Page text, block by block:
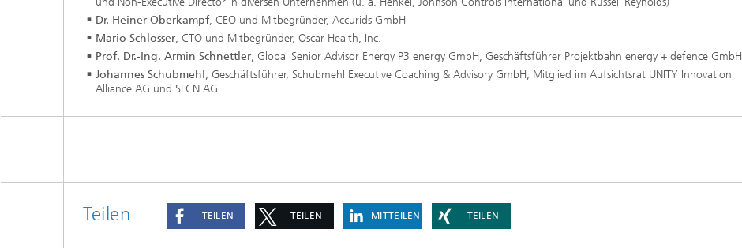
Process Mining
Dr. Heiner Oberkampf, CEO und Mitbegründer, Accurids GmbH
Mario Schlosser, CTO und Mitbegründer, Oscar Health, Inc.
Prof. Dr.-Ing. Armin Schnettler, Global Senior Advisor Energy P3 energy GmbH, Geschäftsführer Projektbahn energy + defence GmbH
Johannes Schubmehl , Geschäftsführer, Schubmehl Executive Coaching & Advisory GmbH; Mitglied im Aufsichtsrat UNITY Innovation
Alliance AG und SLCN AG
Teilen TEILEN TEILEN MITTEILEN TEILEN